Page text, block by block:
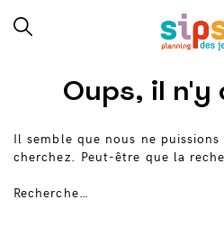
Rechercher
Oups, il n'y
Il semble que nous ne
cherchez. Peut-être que la
Recherche…